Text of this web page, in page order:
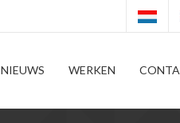
NIEUWS WERKEN